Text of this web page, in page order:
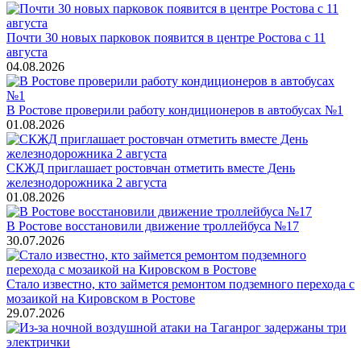
Почти 30 новых парковок появится в центре Ростова с 11
августа
04.08.2026
В Ростове проверили работу кондиционеров в автобусах №1
01.08.2026
СКЖД приглашает ростовчан отметить вместе День
железнодорожника 2 августа
01.08.2026
В Ростове восстановили движение троллейбуса №17
30.07.2026
Стало известно, кто займется ремонтом подземного перехода с
мозаикой на Кировском в Ростове
29.07.2026